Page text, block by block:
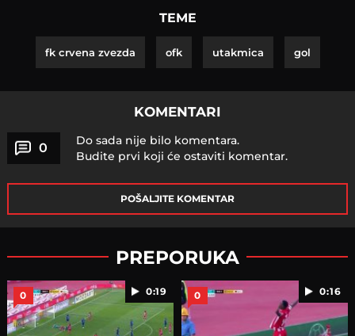
TEME
fk crvena zvezda ofk utakmica gol
KOMENTARI
0
Do sada nije bilo komentara.
Budite prvi koji će ostaviti komentar.
POŠALJITE KOMENTAR
PREPORUKA
0:19
0 0:16
0